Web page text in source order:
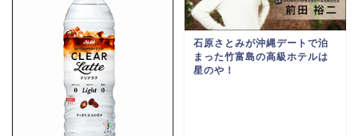
石原さとみが沖縄デートで泊
まった竹富島の高級ホテルは
星のや！